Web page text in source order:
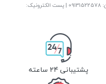
آدرس: یزد،بلوار دشتی ، بین کوچه ۱۳ و ۱۵ | تلفن: ‎09131522578 | پست الکترونیک:
پشتیبانی 24 ساعته